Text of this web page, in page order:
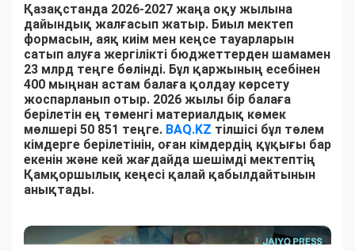
Қазақстанда 2026-2027 жаңа оқу жылына
дайындық жалғасып жатыр. Биыл мектеп
формасын, аяқ киім мен кеңсе тауарларын
сатып алуға жергілікті бюджеттерден шамамен
23 млрд теңге бөлінді. Бұл қаржының есебінен
400 мыңнан астам балаға қолдау көрсету
жоспарланып отыр. 2026 жылы бір балаға
берілетін ең төменгі материалдық көмек
мөлшері 50 851 теңге. BAQ.KZ тілшісі бұл төлем
кімдерге берілетінін, оған кімдердің құқығы бар
екенін және кей жағдайда шешімді мектептің
Қамқоршылық кеңесі қалай қабылдайтынын
анықтады.